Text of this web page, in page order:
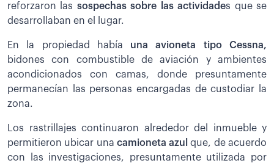
reforzaron las sospechas sobre las actividades que se
desarrollaban en el lugar.
En la propiedad había una avioneta tipo Cessna,
bidones con combustible de aviación y ambientes
acondicionados con camas, donde presuntamente
permanecían las personas encargadas de custodiar la
zona.
Los rastrillajes continuaron alrededor del inmueble y
permitieron ubicar una camioneta azulque, de acuerdo
con las investigaciones, presuntamente utilizada por